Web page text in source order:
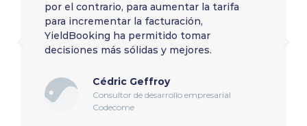
por el contrario, para aumentar la tarifa
para incrementar la facturación,
YieldBooking ha permitido tomar
decisiones más sólidas y mejores.
Cédric Geffroy
Consultor de desarrollo empresarial
Codecome